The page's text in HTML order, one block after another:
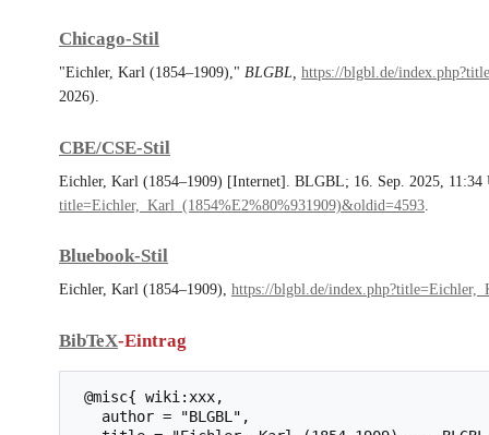
Chicago-Stil
"Eichler, Karl (1854–1909)," BLGBL, https://blgbl.de/
2026).
CBE/CSE-Stil
Eichler, Karl (1854–1909) [Internet]. BLGBL; 16. Sep. 2025,
title=Eichler,_Karl_(1854%E2%80%931909)&oldid=4593
Bluebook-Stil
Eichler, Karl (1854–1909), https://blgbl.de/
BibTeX-Eintrag